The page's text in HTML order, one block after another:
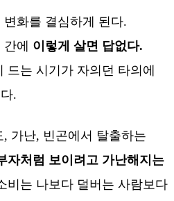
화를 결심하게 된다.
에 이렇게 살면 답없다.
드는 시기가 자의던 타의에
.
가난, 빈곤에서 탈출하는
자처럼 보이려고 가난해지는
비는 나보다 덜버는 사람보다